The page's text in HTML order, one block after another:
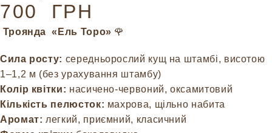
700 ГРН
Троянда «Ель Торо» 🌹
Сила росту: середньорослий кущ на штамбі, висотою
1–1,2 м (без урахування штамбу)
Колір квітки: насичено-червоний, оксамитовий
Кількість пелюсток: махрова, щільно набита
Аромат: легкий, приємний, класичний